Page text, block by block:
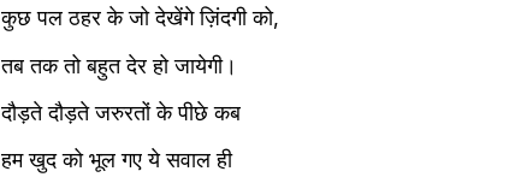
कुछ पल ठहर के जो देखेंगे ज़िंदगी को,
तब तक तो बहुत देर हो जायेगी।
दौड़ते दौड़ते जरुरतों के पीछे कब
हम खुद को भूल गए ये सवाल ही